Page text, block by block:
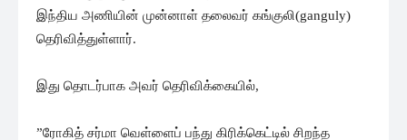
இந்திய அணியின் முன்னாள் தலைவர் கங்குலி(ganguly)
தெரிவித்துள்ளார்.
இது தொடர்பாக அவர் தெரிவிக்கையில்,
”ரோகித் சர்மா வெள்ளைப் பந்து கிரிக்கெட்டில் சிறந்த